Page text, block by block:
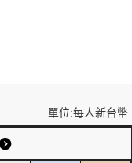
單位:每人新台幣